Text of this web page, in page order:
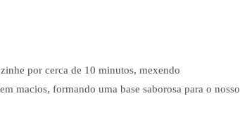
por cerca de 10 minutos, mexendo
macios, formando uma base saborosa para o nosso